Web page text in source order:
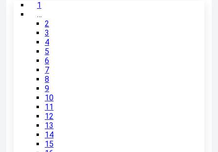
1
…
2
3
4
5
6
7
8
9
10
11
12
13
14
15